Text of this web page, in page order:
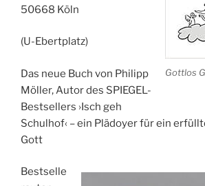
Gottlos
50668 Köln
(U-Ebertplatz)
Das neue Buch von Philipp
Möller, Autor des SPIEGEL-
Bestsellers ›Isch geh
Schulhof‹ – ein Plädoyer für ein
Gott
Bestselle